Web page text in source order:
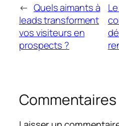
← Quels aimants à
leads transforment
vos visiteurs en
prospects ?
Commentaires